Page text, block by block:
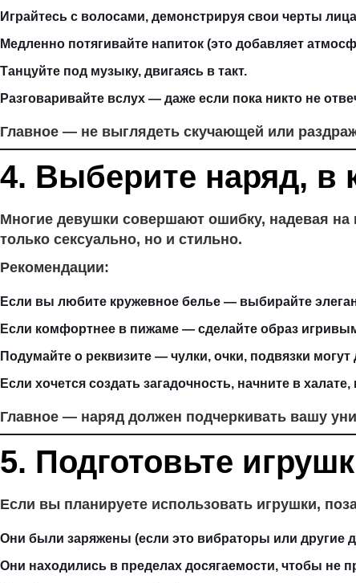
Играйтесь с волосами, демонстрируя свои черты
Медленно потягивайте напиток (это добавляет
Танцуйте под музыку, двигаясь в такт.
Разговаривайте вслух — даже если пока никто не
Главное — не выглядеть скучающей или
4. Выберите наряд, в
Многие девушки совершают ошибку, надевая
только сексуально, но и стильно.
Рекомендации:
Если вы любите кружевное белье — выбирайте
Если комфортнее в пижаме — сделайте образ
Подумайте о реквизите — чулки, очки, подвязки
Если хочется создать загадочность, начните в
Главное — наряд должен подчеркивать вашу
5. Подготовьте
Если вы планируете использовать игрушки,
Они были заряжены (если это вибраторы или другие
Они находились в пределах досягаемости, чтобы не